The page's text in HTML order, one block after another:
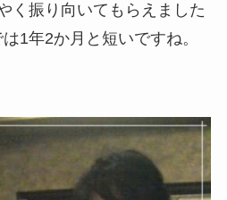
く振り向いてもらえました
1年2か月と短いですね。